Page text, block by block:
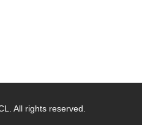
All rights reserved.